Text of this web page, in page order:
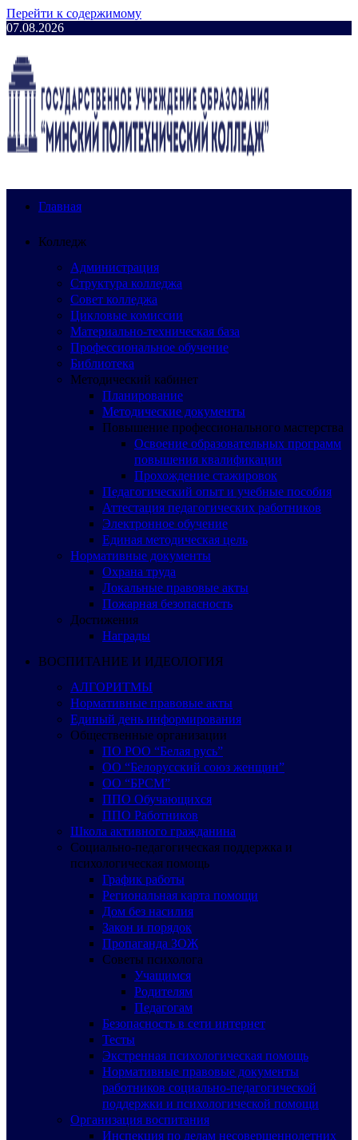
Перейти к содержимому
07.08.2026
Главная
Колледж
Администрация
Структура колледжа
Совет колледжа
Цикловые комиссии
Материально-техническая база
Профессиональное обучение
Библиотека
Методический кабинет
Планирование
Методические документы
Повышение профессионального мастерства
Освоение образовательных программ
повышения квалификации
Прохождение стажировок
Педагогический опыт и учебные пособия
Аттестация педагогических работников
Электронное обучение
Единая методическая цель
Нормативные документы
Охрана труда
Локальные правовые акты
Пожарная безопасность
Достижения
Награды
ВОСПИТАНИЕ И ИДЕОЛОГИЯ
АЛГОРИТМЫ
Нормативные правовые акты
Единый день информирования
Общественные организации
ПО РОО “Белая русь”
ОО “Белорусский союз женщин”
ОО “БРСМ”
ППО Обучающихся
ППО Работников
Школа активного гражданина
Социально-педагогическая поддержка и
психологическая помощь
График работы
Региональная карта помощи
Дом без насилия
Закон и порядок
Пропаганда ЗОЖ
Советы психолога
Учащимся
Родителям
Педагогам
Безопасность в сети интернет
Тесты
Экстренная психологическая помощь
Нормативные правовые документы
работников социально-педагогической
поддержки и психологической помощи
Организация воспитания
Инспекция по делам несовершеннолетних